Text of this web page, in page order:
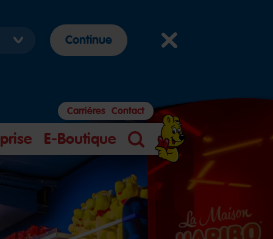
E-Boutique
Search
Carrières Contact
Continue